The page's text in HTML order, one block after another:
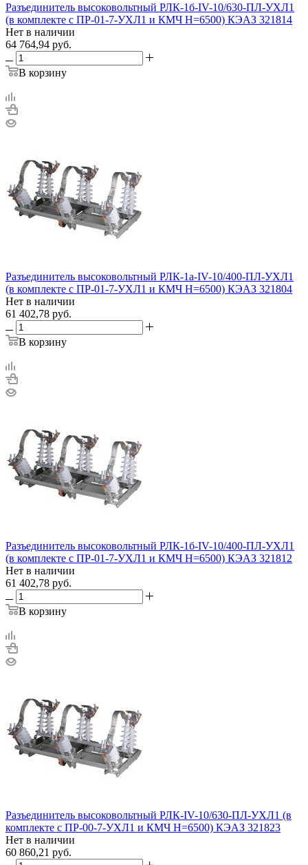
Разъединитель высоковольтный РЛК-1б-IV-10/630-ПЛ-УХЛ1
(в комплекте с ПР-01-7-УХЛ1 и КМЧ H=6500) КЭАЗ 321814
Нет в наличии
64 764,94 руб.
В корзину
Разъединитель высоковольтный РЛК-1а-IV-10/400-ПЛ-УХЛ1
(в комплекте с ПР-01-7-УХЛ1 и КМЧ H=6500) КЭАЗ 321804
Нет в наличии
61 402,78 руб.
В корзину
Разъединитель высоковольтный РЛК-1б-IV-10/400-ПЛ-УХЛ1
(в комплекте с ПР-01-7-УХЛ1 и КМЧ H=6500) КЭАЗ 321812
Нет в наличии
61 402,78 руб.
В корзину
Разъединитель высоковольтный РЛК-IV-10/630-ПЛ-УХЛ1 (в
комплекте с ПР-00-7-УХЛ1 и КМЧ H=6500) КЭАЗ 321823
Нет в наличии
60 860,21 руб.